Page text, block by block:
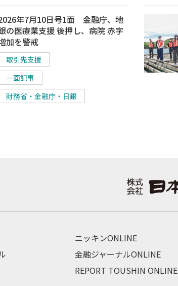
年7月10日号1面 金融庁、地
の医療業支援 後押し、病院 赤字
加を警戒
取引先支援
一面記事
財務省・金融庁・日銀
ニッキンONLINE
金融ジャーナルONLINE
REPORT TOUSHIN ONLINE